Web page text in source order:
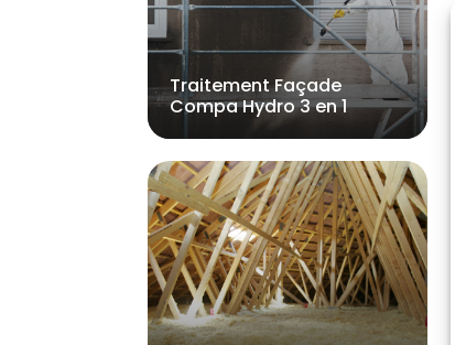
Traitement Façade
Compa Hydro 3 en 1